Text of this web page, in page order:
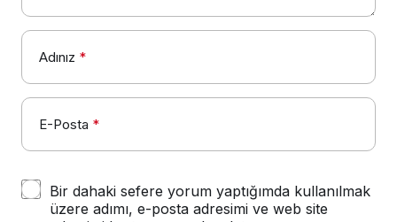
Adınız *
E-Posta *
Bir dahaki sefere yorum yaptığımda kullanılmak
üzere adımı, e-posta adresimi ve web site